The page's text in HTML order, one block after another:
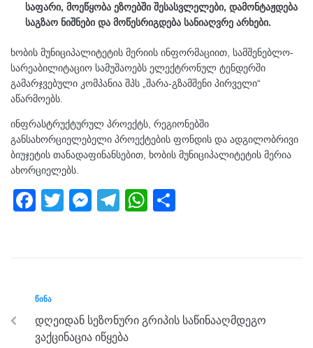
საფარი, მოეწყობა ეზოებში შესასვლელები, დამონტაჟდება
საგზაო ნიშნები და მოწესრიგდება სანიაღვრე არხები.
ხობის მუნიციპალიტეტის მერიის ინფორმაციით, სამშენებლო-
სარეაბილიტაციო სამუშაოებს ელექტრონულ ტენდერში
გამარჯვებული კომპანია შპს „შარა-გზამშენი პირველი“
აწარმოებს.
ინფრასტრუქტურულ პროექტს, რეგიონებში
განსახორციელებელი პროექტების ფონდის და ადგილობრივი
ბიუჯეტის თანადაფინანსებით, ხობის მუნიციპალიტეტის მერია
ახორციელებს.
F
b
o
o
T
M
g
er
T
m
W
p
p
ᲬᲘᲜᲐ
დღეიდან სეზონური გრიპის საწინააღმდეგო
ვაქცინაცია იწყება